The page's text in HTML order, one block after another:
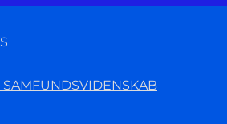
SAMFUNDSVIDENSKAB